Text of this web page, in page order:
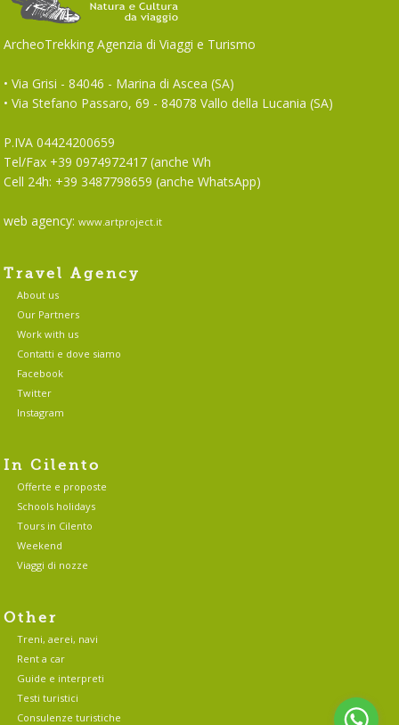
ArcheoTrekking Agenzia di Viaggi e Turismo
• Via Grisi - 84046 - Marina di Ascea (SA)
• Via Stefano Passaro, 69 - 84078 Vallo della Lucania (SA)
P.IVA 04424200659
Tel/Fax +39 0974972417 (anche Wh
Cell 24h: +39 3487798659 (anche WhatsApp)
web agency:www.artproject.it
Travel Agency
About us
Our Partners
Work with us
Contatti e dove siamo
Facebook
Twitter
Instagram
In Cilento
Offerte e proposte
Schools holidays
Tours in Cilento
Weekend
Viaggi di nozze
Other
Treni, aerei, navi
Rent a car
Guide e interpreti
Testi turistici
Consulenze turistiche